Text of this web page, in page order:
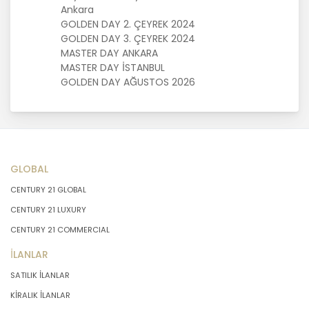
önce veri sahiplerinin bilgisine
sunmakla yükümlüdür. Kişisel veriler
belirtilen meşru ve hukuka uygun
amaçlar dışında işlenmeyecektir..
ve Ölçülü Olma
GAYRİMENKUL SATIŞ VE PAZARLAMA
amaçların gerçekleştirilmesine
elverişli bir biçimde işleyecek ve
amacın gerçekleştirilmesi ile ilgili
kişisel verilerin işlenmesinden
kaçınacaktır.
Ankara
GOLDEN DAY 2. ÇEYREK 2024
GOLDEN DAY 3. ÇEYREK 2024
MASTER DAY ANKARA
MASTER DAY İSTANBUL
GOLDEN DAY AĞUSTOS 2026
GLOBAL
CENTURY 21 GLOBAL
CENTURY 21 LUXURY
CENTURY 21 COMMERCIAL
İLANLAR
SATILIK İLANLAR
KİRALIK İLANLAR